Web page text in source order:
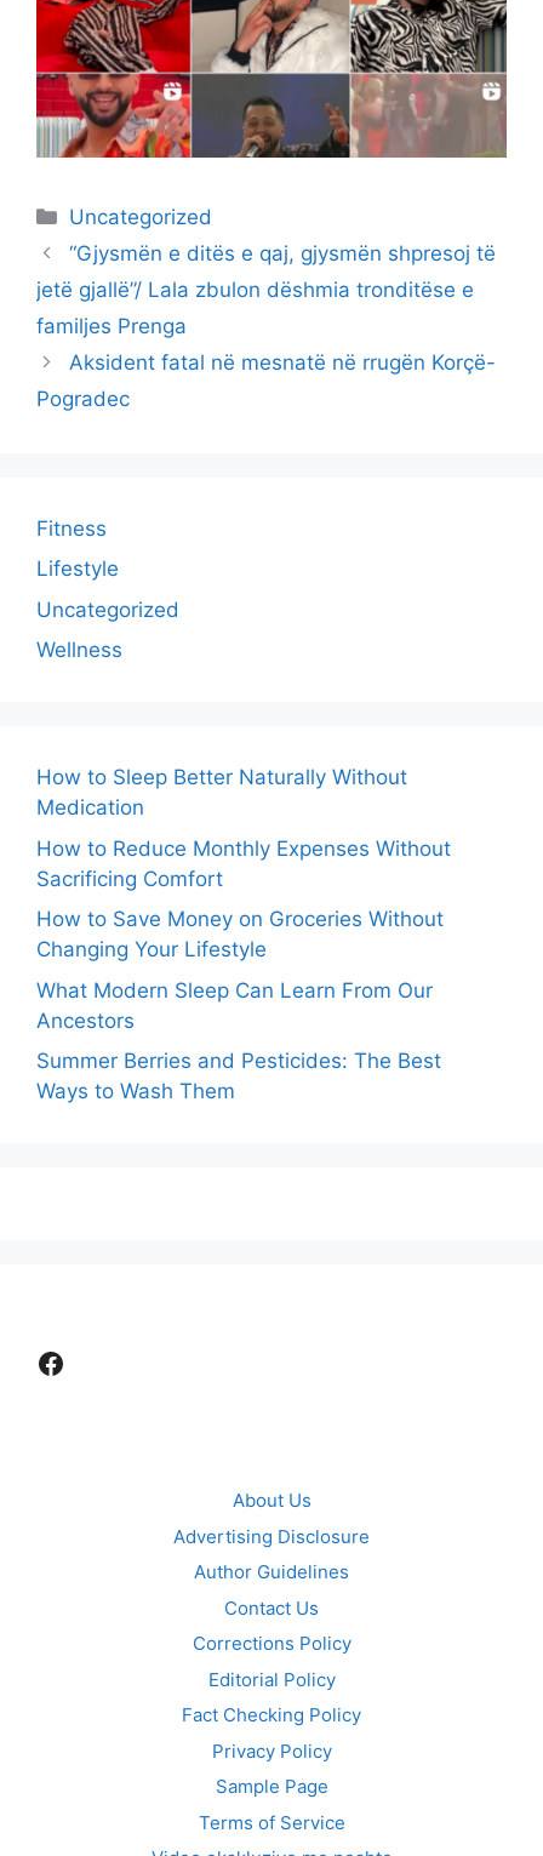
Categories
Uncategorized
“Gjysmën e ditës e qaj, gjysmën shpresoj të
jetë gjallë”/ Lala zbulon dëshmia tronditëse e
familjes Prenga
Aksident fatal në mesnatë në rrugën Korçë-
Pogradec
Fitness
Lifestyle
Uncategorized
Wellness
How to Sleep Better Naturally Without
Medication
How to Reduce Monthly Expenses Without
Sacrificing Comfort
How to Save Money on Groceries Without
Changing Your Lifestyle
What Modern Sleep Can Learn From Our
Ancestors
Summer Berries and Pesticides: The Best
Ways to Wash Them
Facebook
About Us
Advertising Disclosure
Author Guidelines
Contact Us
Corrections Policy
Editorial Policy
Fact Checking Policy
Privacy Policy
Sample Page
Terms of Service